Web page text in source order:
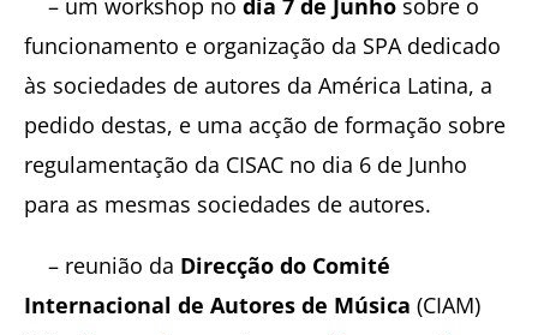
funcionamento e organização da SPA dedicado
às sociedades de autores da América Latina, a
pedido destas, e uma acção de formação sobre
regulamentação da CISAC no dia 6 de Junho
para as mesmas sociedades de autores.
– reunião da Direcção do Comité
Internacional de Autores de Música (CIAM)